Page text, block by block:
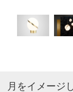
月をイメージ